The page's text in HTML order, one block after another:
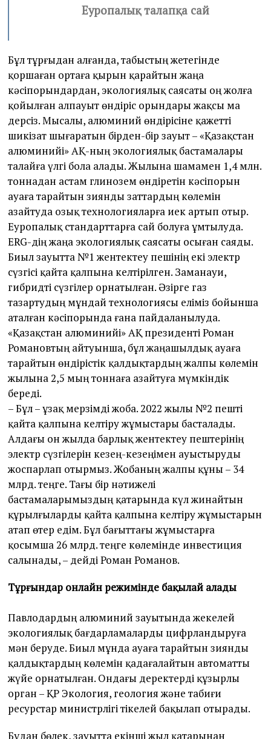
Еуропалық талапқа сай
Бұл тұрғыдан алғанда, табыстың жетегінде
қоршаған ортаға қырын қарайтын жаңа
кәсіпорындардан, экологиялық саясаты оң жолға
қойылған алпауыт өндіріс орындары жақсы ма
дерсіз. Мысалы, алюминий өндірісіне қажетті
шикізат шығаратын бірден-бір зауыт – «Қазақстан
алюминийі» АҚ-ның экологиялық бастамалары
талайға үлгі бола алады. Жылына шамамен 1,4 млн.
тоннадан астам глинозем өндіретін кәсіпорын
ауаға тарайтын зиянды заттардың көлемін
азайтуда озық технологияларға иек артып отыр.
Еуропалық стандарттарға сай болуға ұмтылуда.
ERG-дің жаңа экологиялық саясаты осыған саяды.
Биыл зауытта №1 жентектеу пешінің екі электр
сүзгісі қайта қалпына келтірілген. Заманауи,
гибридті сүзгілер орнатылған. Әзірге газ
тазартудың мұндай технологиясы еліміз бойынша
аталған кәсіпорында ғана пайдаланылуда.
«Қазақстан алюминийі» АҚ президенті Роман
Романовтың айтуынша, бұл жаңашылдық ауаға
тарайтын өндірістік қалдықтардың жалпы көлемін
жылына 2,5 мың тоннаға азайтуға мүмкіндік
береді.
– Бұл – ұзақ мерзімді жоба. 2022 жылы №2 пешті
қайта қалпына келтіру жұмыстары басталады.
Алдағы он жылда барлық жентектеу пештерінің
электр сүзгілерін кезең-кезеңімен ауыстыруды
жоспарлап отырмыз. Жобаның жалпы құны – 34
млрд. теңге. Тағы бір нәтижелі
бастамаларымыздың қатарында күл жинайтын
құрылғыларды қайта қалпына келтіру жұмыстарын
атап өтер едім. Бұл бағыттағы жұмыстарға
қосымша 26 млрд. теңге көлемінде инвестиция
салынады, – дейді Роман Романов.
Тұрғындар онлайн режимінде бақылай алады
Павлодардың алюминий зауытында жекелей
экологиялық бағдарламаларды цифрландыруға
мән беруде. Биыл мұнда ауаға тарайтын зиянды
қалдықтардың көлемін қадағалайтын автоматты
жүйе орнатылған. Ондағы деректерді құзырлы
орган – ҚР Экология, геология және табиғи
ресурстар министрлігі тікелей бақылап отырады.
Бұдан бөлек, зауытта екінші жыл қатарынан